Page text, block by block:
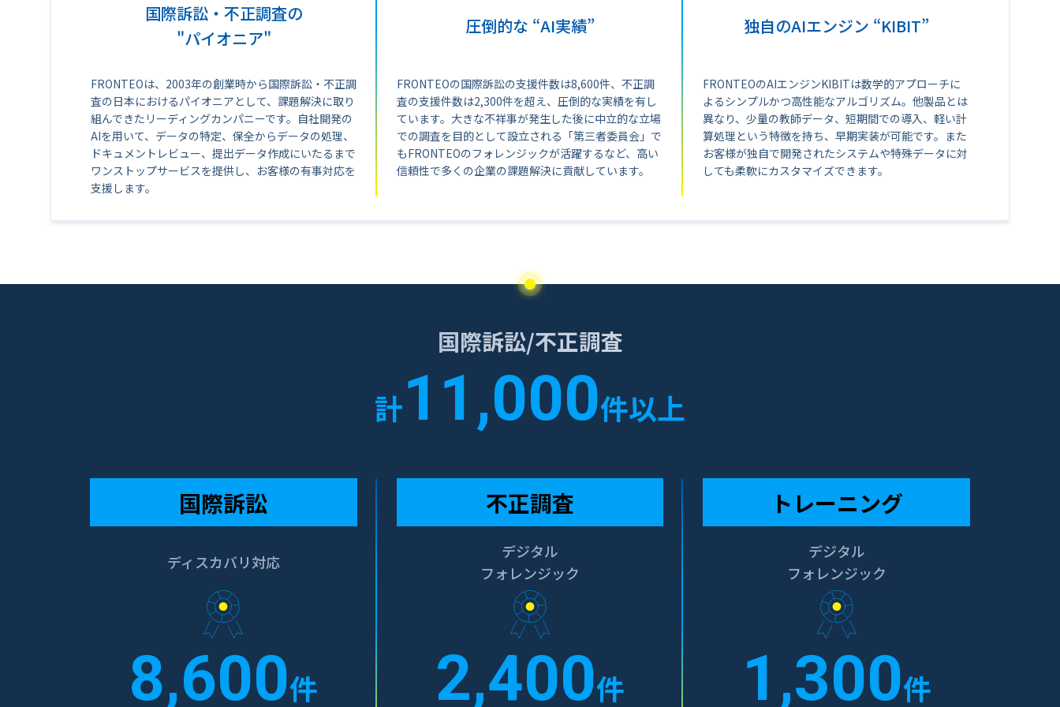
国際訴訟・不正調査の
"パイオニア"
FRONTEOは、2003年の創業時から国際訴訟・不正調
査の日本におけるパイオニアとして、課題解決に取り
組んできたリーディングカンパニーです。自社開発の
AIを用いて、データの特定、保全からデータの処理、
ドキュメントレビュー、提出データ作成にいたるまで
ワンストップサービスを提供し、お客様の有事対応を
支援します。
圧倒的な “AI実績”
FRONTEOの国際訴訟の支援件数は8,600件、不正調
査の支援件数は2,300件を超え、圧倒的な実績を有し
ています。大きな不祥事が発生した後に中立的な立場
での調査を目的として設立される「第三者委員会」で
もFRONTEOのフォレンジックが活躍するなど、高い
信頼性で多くの企業の課題解決に貢献しています。
独自のAIエンジン “KIBIT”
FRONTEOのAIエンジンKIBITは数学的アプローチに
よるシンプルかつ高性能なアルゴリズム。他製品とは
異なり、少量の教師データ、短期間での導入、軽い計
算処理という特徴を持ち、早期実装が可能です。また
お客様が独自で開発されたシステムや特殊データに対
しても柔軟にカスタマイズできます。
国際訴訟/不正調査
計11,000件以上
国際訴訟
ディスカバリ対応
8,600件
不正調査
デジタル
フォレンジック
2,400件
トレーニング
デジタル
フォレンジック
1,300件